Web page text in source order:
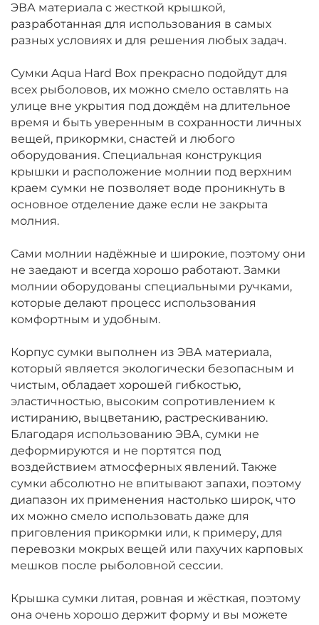
ЭВА материала с жесткой крышкой,
разработанная для использования в самых
разных условиях и для решения любых задач.
Сумки Aqua Hard Box прекрасно подойдут для
всех рыболовов, их можно смело оставлять на
улице вне укрытия под дождём на длительное
время и быть уверенным в сохранности личных
вещей, прикормки, снастей и любого
оборудования. Специальная конструкция
крышки и расположение молнии под верхним
краем сумки не позволяет воде проникнуть в
основное отделение даже если не закрыта
молния.
Сами молнии надёжные и широкие, поэтому они
не заедают и всегда хорошо работают. Замки
молнии оборудованы специальными ручками,
которые делают процесс использования
комфортным и удобным.
Корпус сумки выполнен из ЭВА материала,
который является экологически безопасным и
чистым, обладает хорошей гибкостью,
эластичностью, высоким сопротивлением к
истиранию, выцветанию, растрескиванию.
Благодаря использованию ЭВА, сумки не
деформируются и не портятся под
воздействием атмосферных явлений. Также
сумки абсолютно не впитывают запахи, поэтому
диапазон их применения настолько широк, что
их можно смело использовать даже для
приговления прикормки или, к примеру, для
перевозки мокрых вещей или пахучих карповых
мешков после рыболовной сессии.
Крышка сумки литая, ровная и жёсткая, поэтому
она очень хорошо держит форму и вы можете